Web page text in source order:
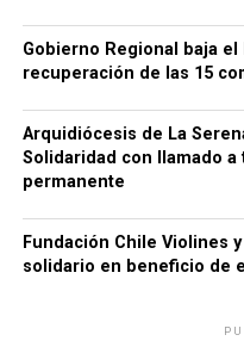
Gobierno Regional baja
recuperación de las 15
Arquidiócesis de La
Solidaridad con llamado
permanente
Fundación Chile Violines
solidario en beneficio de